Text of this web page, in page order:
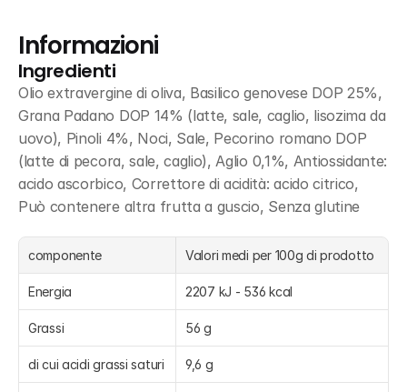
Informazioni
Ingredienti
Olio extravergine di oliva, Basilico genovese DOP 25%,
Grana Padano DOP 14% (latte, sale, caglio, lisozima da
uovo), Pinoli 4%, Noci, Sale, Pecorino romano DOP
(latte di pecora, sale, caglio), Aglio 0,1%, Antiossidante:
acido ascorbico, Correttore di acidità: acido citrico,
Può contenere altra frutta a guscio, Senza glutine
componente Valori medi per 100g di prodotto
Energia 2207 kJ - 536 kcal
Grassi 56 g
di cui acidi grassi saturi 9,6 g